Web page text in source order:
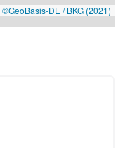
©GeoBasis-DE / BKG (2021)